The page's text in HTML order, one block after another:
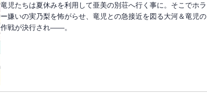
竜児たちは夏休みを利用して亜美の別荘へ行く事に。そこでホラ
ー嫌いの実乃梨を怖がらせ、竜児との急接近を図る大河＆竜児の
作戦が決行され――。